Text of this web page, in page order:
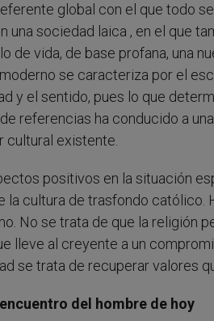
global con el que todo
una sociedad laica , en el que
de vida, de base profana, una
se caracteriza por el
y el sentido, pues lo que
referencias ha conducido a
cultural existente.
positivos en la situación
la cultura de trasfondo católico.
No se trata de que la religión
lleve al creyente a un
se trata de recuperar valores
del hombre de hoy